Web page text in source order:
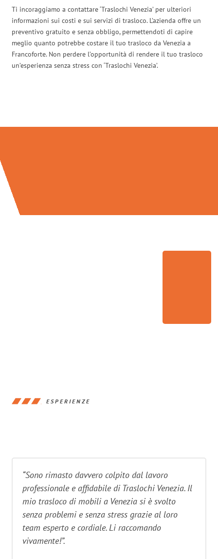
Ti incoraggiamo a contattare ‘Traslochi Venezia’ per ulteriori
informazioni sui costi e sui servizi di trasloco. L’azienda offre un
preventivo gratuito e senza obbligo, permettendoti di capire
meglio quanto potrebbe costare il tuo trasloco da Venezia a
Francoforte. Non perdere l’opportunità di rendere il tuo trasloco
un’esperienza senza stress con ‘Traslochi Venezia’.
ESPERIENZE
“Sono rimasto davvero colpito dal lavoro
professionale e affidabile di Traslochi Venezia. Il
mio trasloco di mobili a Venezia si è svolto
senza problemi e senza stress grazie al loro
team esperto e cordiale. Li raccomando
vivamente!”.